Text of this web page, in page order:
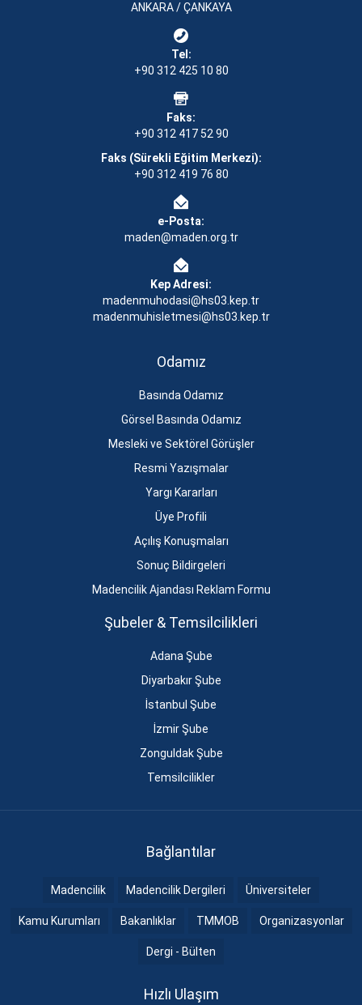
ANKARA / ÇANKAYA
Tel:
+90 312 425 10 80
Faks:
+90 312 417 52 90
Faks (Sürekli Eğitim Merkezi):
+90 312 419 76 80
e-Posta:
maden@maden.org.tr
Kep Adresi:
madenmuhodasi@hs03.kep.tr
madenmuhisletmesi@hs03.kep.tr
Odamız
Basında Odamız
Görsel Basında Odamız
Mesleki ve Sektörel Görüşler
Resmi Yazışmalar
Yargı Kararları
Üye Profili
Açılış Konuşmaları
Sonuç Bildirgeleri
Madencilik Ajandası Reklam Formu
Şubeler & Temsilcilikleri
Adana Şube
Diyarbakır Şube
İstanbul Şube
İzmir Şube
Zonguldak Şube
Temsilcilikler
Bağlantılar
Madencilik Madencilik Dergileri Üniversiteler
Kamu Kurumları Bakanlıklar TMMOB Organizasyonlar
Dergi - Bülten
Hızlı Ulaşım